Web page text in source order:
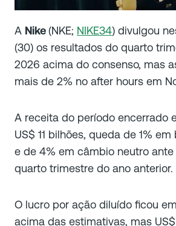
A Nike(NKE; NIKE34) divulgou
(30) os resultados do quarto
2026 acima do consenso, mas
mais de 2% no after hours em
A receita do período encerrado
US$ 11 bilhões, queda de 1%
e de 4% em câmbio neutro
quarto trimestre do ano anterior.
O lucro por ação diluído ficou
acima das estimativas, mas